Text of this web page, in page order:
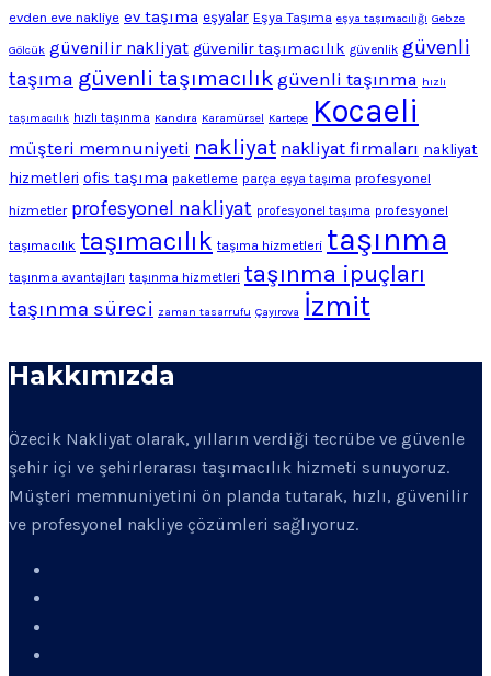
evden eve nakliye ev taşıma eşyalar Eşya Taşıma eşya taşımacılığı Gebze
Gölcük güvenilir nakliyat güvenilir taşımacılık güvenlik güvenli
taşıma güvenli taşımacılık güvenli taşınma hızlı
taşımacılık hızlı taşınma Kandıra Karamürsel Kartepe Kocaeli
müşteri memnuniyeti nakliyat nakliyat firmaları nakliyat
hizmetleri ofis taşıma paketleme parça eşya taşıma profesyonel
hizmetler profesyonel nakliyat profesyonel taşıma profesyonel
taşımacılık taşımacılık taşıma hizmetleri taşınma
taşınma avantajları taşınma hizmetleri taşınma ipuçları
taşınma süreci zaman tasarrufu Çayırova İzmit
Hakkımızda
Özecik Nakliyat olarak, yılların verdiği tecrübe ve güvenle
şehir içi ve şehirlerarası taşımacılık hizmeti sunuyoruz.
Müşteri memnuniyetini ön planda tutarak, hızlı, güvenilir
ve profesyonel nakliye çözümleri sağlıyoruz.